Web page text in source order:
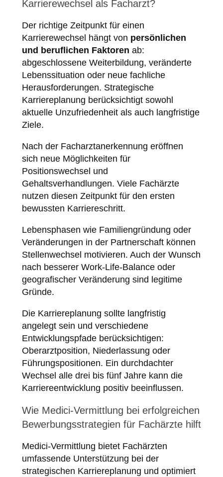
Karrierewechsel als Facharzt?
Der richtige Zeitpunkt für einen
Karrierewechsel hängt von persönlichen
und beruflichen Faktoren ab:
abgeschlossene Weiterbildung, veränderte
Lebenssituation oder neue fachliche
Herausforderungen. Strategische
Karriereplanung berücksichtigt sowohl
aktuelle Unzufriedenheit als auch langfristige
Ziele.
Nach der Facharztanerkennung eröffnen
sich neue Möglichkeiten für
Positionswechsel und
Gehaltsverhandlungen. Viele Fachärzte
nutzen diesen Zeitpunkt für den ersten
bewussten Karriereschritt.
Lebensphasen wie Familiengründung oder
Veränderungen in der Partnerschaft können
Stellenwechsel motivieren. Auch der Wunsch
nach besserer Work-Life-Balance oder
geografischer Veränderung sind legitime
Gründe.
Die Karriereplanung sollte langfristig
angelegt sein und verschiedene
Entwicklungspfade berücksichtigen:
Oberarztposition, Niederlassung oder
Führungspositionen. Ein durchdachter
Wechsel alle drei bis fünf Jahre kann die
Karriereentwicklung positiv beeinflussen.
Wie Medici-Vermittlung bei erfolgreichen
Bewerbungsstrategien für Fachärzte hilft
Medici-Vermittlung bietet Fachärzten
umfassende Unterstützung bei der
strategischen Karriereplanung und optimiert